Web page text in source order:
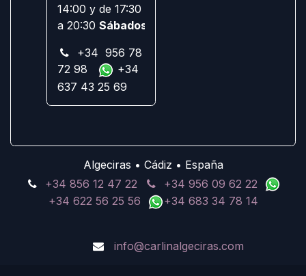
14:00 y de 17:30
a 20:30 Sábados:
+34 956 78
72 98
+34
637 43 25 69
Algeciras • Cádiz • España
+34 856 12 47 22
+34 956 09 62 22
+34 622 56 25 56
+34 683 34 78 14
info@carlinalgeciras.com